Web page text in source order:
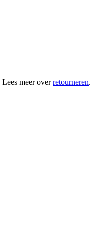
meer overretourneren.